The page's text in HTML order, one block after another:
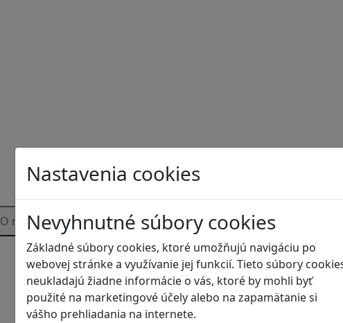
O nás
Nastavenia cookies
Nevyhnutné súbory cookies
Základné súbory cookies, ktoré umožňujú navigáciu po
webovej stránke a využívanie jej funkcií. Tieto súbory
neukladajú žiadne informácie o vás, ktoré by mohli byť
použité na marketingové účely alebo na zapamätanie si
vášho prehliadania na internete.
Blog